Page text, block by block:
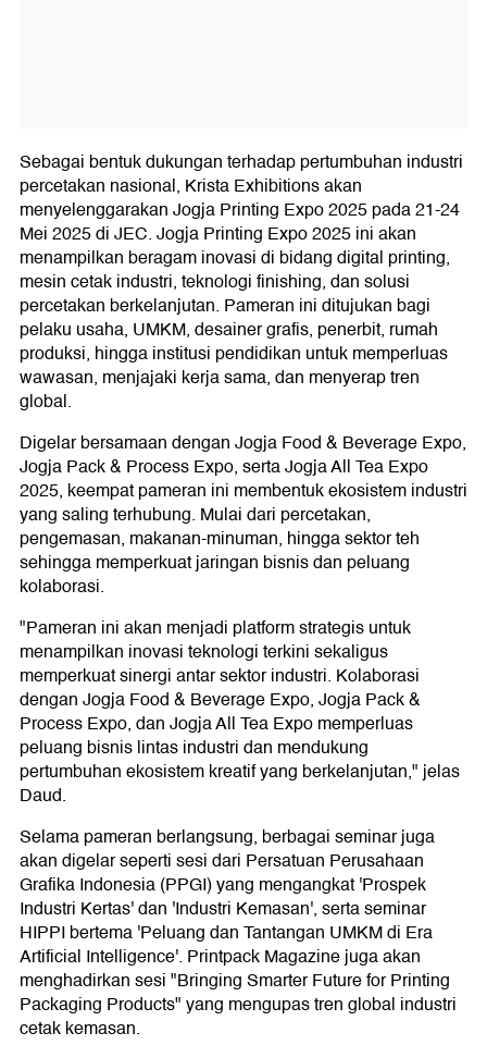
Sebagai bentuk dukungan terhadap pertumbuhan industri
percetakan nasional, Krista Exhibitions akan
menyelenggarakan Jogja Printing Expo 2025 pada 21-24
Mei 2025 di JEC. Jogja Printing Expo 2025 ini akan
menampilkan beragam inovasi di bidang digital printing,
mesin cetak industri, teknologi finishing, dan solusi
percetakan berkelanjutan. Pameran ini ditujukan bagi
pelaku usaha, UMKM, desainer grafis, penerbit, rumah
produksi, hingga institusi pendidikan untuk memperluas
wawasan, menjajaki kerja sama, dan menyerap tren
global.
Digelar bersamaan dengan Jogja Food & Beverage Expo,
Jogja Pack & Process Expo, serta Jogja All Tea Expo
2025, keempat pameran ini membentuk ekosistem industri
yang saling terhubung. Mulai dari percetakan,
pengemasan, makanan-minuman, hingga sektor teh
sehingga memperkuat jaringan bisnis dan peluang
kolaborasi.
"Pameran ini akan menjadi platform strategis untuk
menampilkan inovasi teknologi terkini sekaligus
memperkuat sinergi antar sektor industri. Kolaborasi
dengan Jogja Food & Beverage Expo, Jogja Pack &
Process Expo, dan Jogja All Tea Expo memperluas
peluang bisnis lintas industri dan mendukung
pertumbuhan ekosistem kreatif yang berkelanjutan," jelas
Daud.
Selama pameran berlangsung, berbagai seminar juga
akan digelar seperti sesi dari Persatuan Perusahaan
Grafika Indonesia (PPGI) yang mengangkat 'Prospek
Industri Kertas' dan 'Industri Kemasan', serta seminar
HIPPI bertema 'Peluang dan Tantangan UMKM di Era
Artificial Intelligence'. Printpack Magazine juga akan
menghadirkan sesi "Bringing Smarter Future for Printing
Packaging Products" yang mengupas tren global industri
cetak kemasan.